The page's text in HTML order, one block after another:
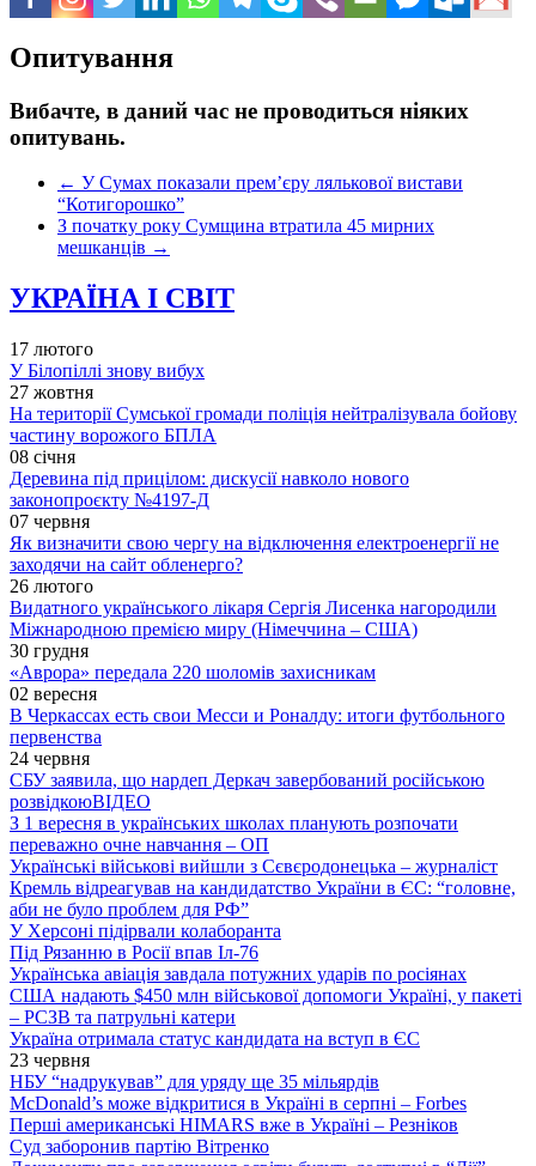
Опитування
Вибачте, в даний час не проводиться ніяких
опитувань.
← У Сумах показали прем’єру лялькової вистави
“Котигорошко”
З початку року Сумщина втратила 45 мирних
мешканців →
УКРАЇНА І СВІТ
17 лютого
У Білопіллі знову вибух
27 жовтня
На території Сумської громади поліція нейтралізувала бойову
частину ворожого БПЛА
08 січня
Деревина під прицілом: дискусії навколо нового
законопроєкту №4197-Д
07 червня
Як визначити свою чергу на відключення електроенергії не
заходячи на сайт обленерго?
26 лютого
Видатного українського лікаря Сергія Лисенка нагородили
Міжнародною премією миру (Німеччина – США)
30 грудня
«Аврора» передала 220 шоломів захисникам
02 вересня
В Черкассах есть свои Месси и Роналду: итоги футбольного
первенства
24 червня
СБУ заявила, що нардеп Деркач завербований російською
розвідкоюВІДЕО
З 1 вересня в українських школах планують розпочати
переважно очне навчання – ОП
Українські військові вийшли з Сєвєродонецька – журналіст
Кремль відреагував на кандидатство України в ЄС: “головне,
аби не було проблем для РФ”
У Херсоні підірвали колаборанта
Під Рязанню в Росії впав Іл-76
Українська авіація завдала потужних ударів по росіянах
США надають $450 млн військової допомоги Україні, у пакеті
– РСЗВ та патрульні катери
Україна отримала статус кандидата на вступ в ЄС
23 червня
НБУ “надрукував” для уряду ще 35 мільярдів
McDonald’s може відкритися в Україні в серпні – Forbes
Перші американські HIMARS вже в Україні – Резніков
Суд заборонив партію Вітренко